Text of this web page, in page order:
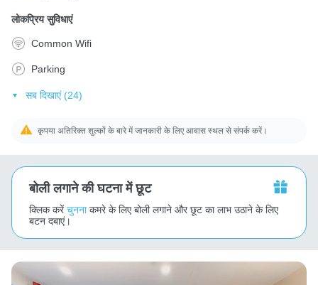
लोकप्रिय सुविधाएं
Common Wifi
Parking
सब दिखाएं (24)
कृपया अतिरिक्त शुल्कों के बारे में जानकारी के लिए आवास स्थल से संपर्क करें।
बोली लगाने की घटना में छूट
क्लिक करेंचुननाकमरे के लिए बोली लगाने और छूट का लाभ उठाने के लिए
बटन दबाएं।